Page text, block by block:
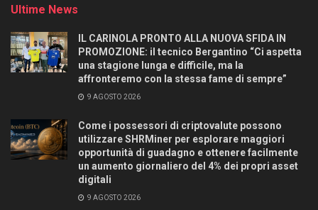
Ultime News
IL CARINOLA PRONTO ALLA NUOVA SFIDA IN
PROMOZIONE: il tecnico Bergantino “Ci aspetta
una stagione lunga e difficile, ma la
affronteremo con la stessa fame di sempre”
9 AGOSTO 2026
Come i possessori di criptovalute possono
utilizzare SHRMiner per esplorare maggiori
opportunità di guadagno e ottenere facilmente
un aumento giornaliero del 4% dei propri asset
digitali
9 AGOSTO 2026